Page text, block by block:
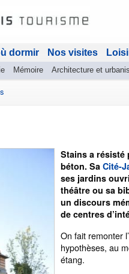
dormir Nos visites
Mémoire Architecture et
Stains a résisté
béton. Sa Cité-
ses jardins
théâtre ou sa
un discours
de centres
On fait remonter
hypothèses, au
étang.